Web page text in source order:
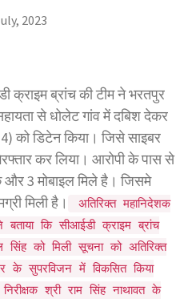
2023
ब्रांच की टीम ने भरतपुर
से धोलेट गांव में दबिश देकर
को डिटेन किया। जिसे साइबर
कर लिया। आरोपी के पास से
3 मोबाइल मिले है। जिसमे
मिली है।
अतिरिक्त महानिदेशक
कि सीआईडी क्राइम ब्रांच
को मिली सूचना को अतिरिक्त
के सुपरविजन में विकसित किया
श्री राम सिंह नाथावत के